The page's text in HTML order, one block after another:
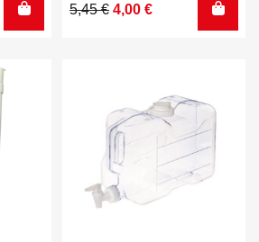
5,45€
Alkuperäinen
4,00 €
Nykyinen